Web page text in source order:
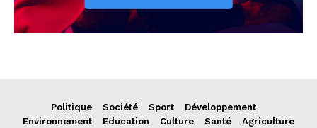
Politique Société Sport
Développement
Environnement
Education Culture Santé Agriculture